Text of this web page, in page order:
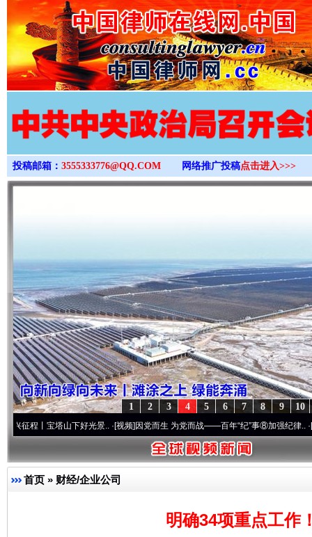
>
投稿邮箱： 3555333776@QQ.COM 网络推广投稿点击进入>>>
10
9
8
7
6
5
4
3
2
1
好光景..·[视频]因党而生 为党而战——百年“纪”事⑧加强纪律..·[视频]牢记初心使命
首页 » 财经/企业公司
明确34项重点工作